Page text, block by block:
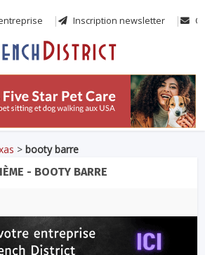
Inscription newsletter
>booty barre
- BOOTY BARRE